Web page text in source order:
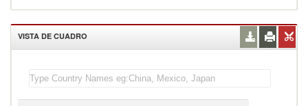
VISTA DE CUADRO